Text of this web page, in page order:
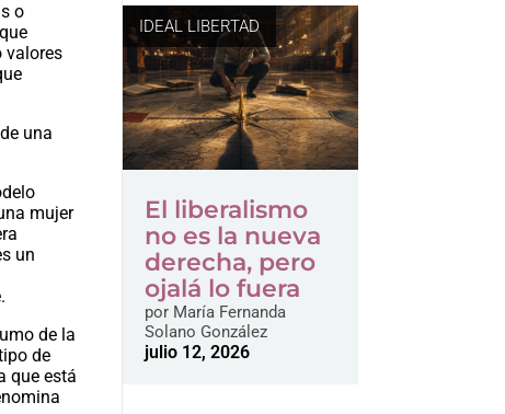
o
valores
una
mujer
un
de la
de
que está
IDEAL LIBERTAD
El liberalismo
no es la nueva
derecha, pero
ojalá lo fuera
porMaría Fernanda
Solano González
julio 12, 2026